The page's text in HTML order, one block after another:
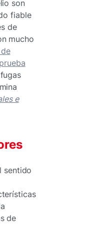
son
fiable
de
mucho
e
sentido
de